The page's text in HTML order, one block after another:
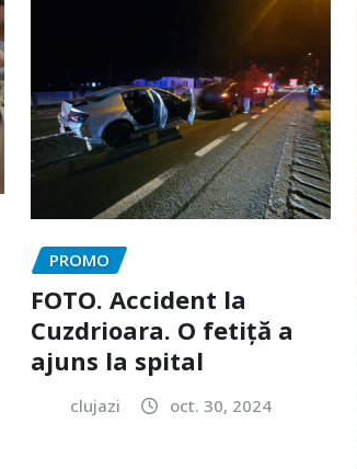
PROMO
FOTO. Accident la
Cuzdrioara. O fetiță a
ajuns la spital
clujazi oct. 30, 2024